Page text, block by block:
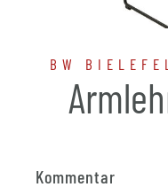
BW
Kommentar